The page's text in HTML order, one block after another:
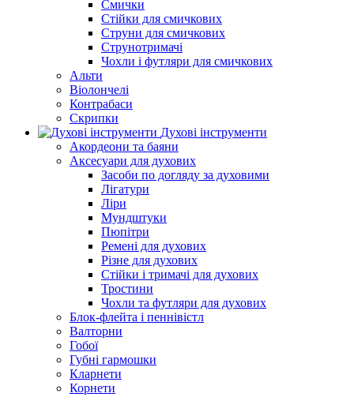
Смички
Стійки для смичкових
Струни для смичкових
Струнотримачі
Чохли і футляри для смичкових
Альти
Віолончелі
Контрабаси
Скрипки
Духові інструменти
Акордеони та баяни
Аксесуари для духових
Засоби по догляду за духовими
Лігатури
Ліри
Мундштуки
Пюпітри
Ремені для духових
Різне для духових
Стійки і тримачі для духових
Тростини
Чохли та футляри для духових
Блок-флейта і пеннівістл
Валторни
Гобої
Губні гармошки
Кларнети
Корнети